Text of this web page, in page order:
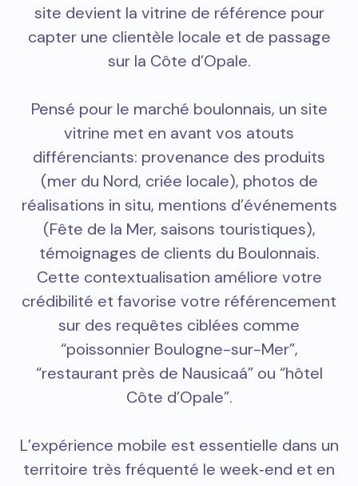
site devient la vitrine de référence pour
capter une clientèle locale et de passage
sur la Côte d’Opale.
Pensé pour le marché boulonnais, un site
vitrine met en avant vos atouts
différenciants: provenance des produits
(mer du Nord, criée locale), photos de
réalisations in situ, mentions d’événements
(Fête de la Mer, saisons touristiques),
témoignages de clients du Boulonnais.
Cette contextualisation améliore votre
crédibilité et favorise votre référencement
sur des requêtes ciblées comme
“poissonnier Boulogne-sur-Mer”,
“restaurant près de Nausicaá” ou “hôtel
Côte d’Opale”.
L’expérience mobile est essentielle dans un
territoire très fréquenté le week‑end et en